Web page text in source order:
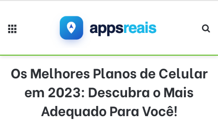
Os Melhores Planos de Celular
em 2023: Descubra o Mais
Adequado Para Você!